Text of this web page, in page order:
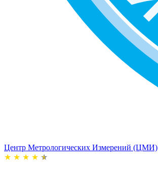
Центр Метрологических Измерений (ЦМИ)
★ ★ ★ ★ ★